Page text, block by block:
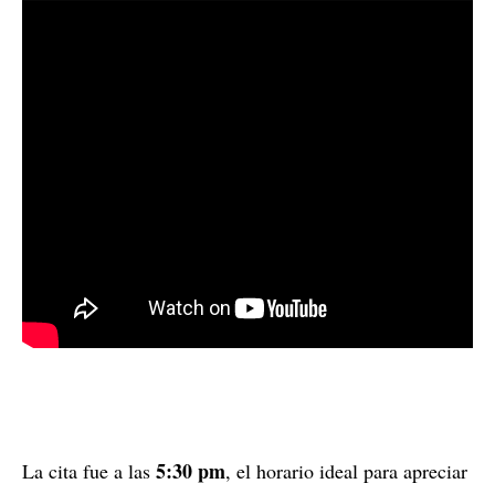
La cita fue a las 5:30 pm, el horario ideal para apreciar